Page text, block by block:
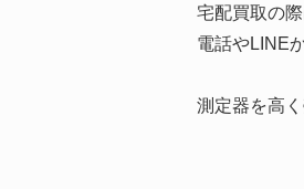
宅配買取の
電話やLINE
測定器を高